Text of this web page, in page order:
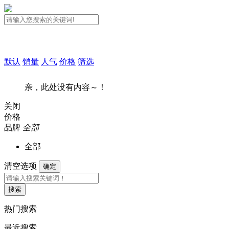
默认 销量 人气 价格 筛选
亲，此处没有内容～！
关闭
价格
品牌 全部
全部
清空选项 确定
搜索
热门搜索